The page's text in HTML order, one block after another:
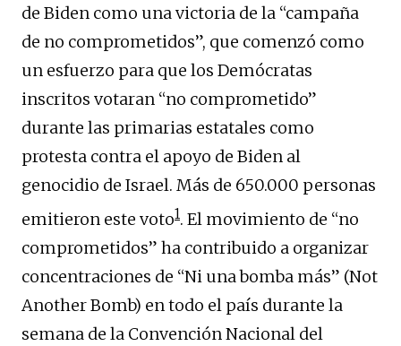
de Biden como una victoria de la “campaña
de no comprometidos”, que comenzó como
un esfuerzo para que los Demócratas
inscritos votaran “no comprometido”
durante las primarias estatales como
protesta contra el apoyo de Biden al
genocidio de Israel. Más de 650.000 personas
emitieron este voto1. El movimiento de “no
comprometidos” ha contribuido a organizar
concentraciones de “Ni una bomba más” (Not
Another Bomb) en todo el país durante la
semana de la Convención Nacional del